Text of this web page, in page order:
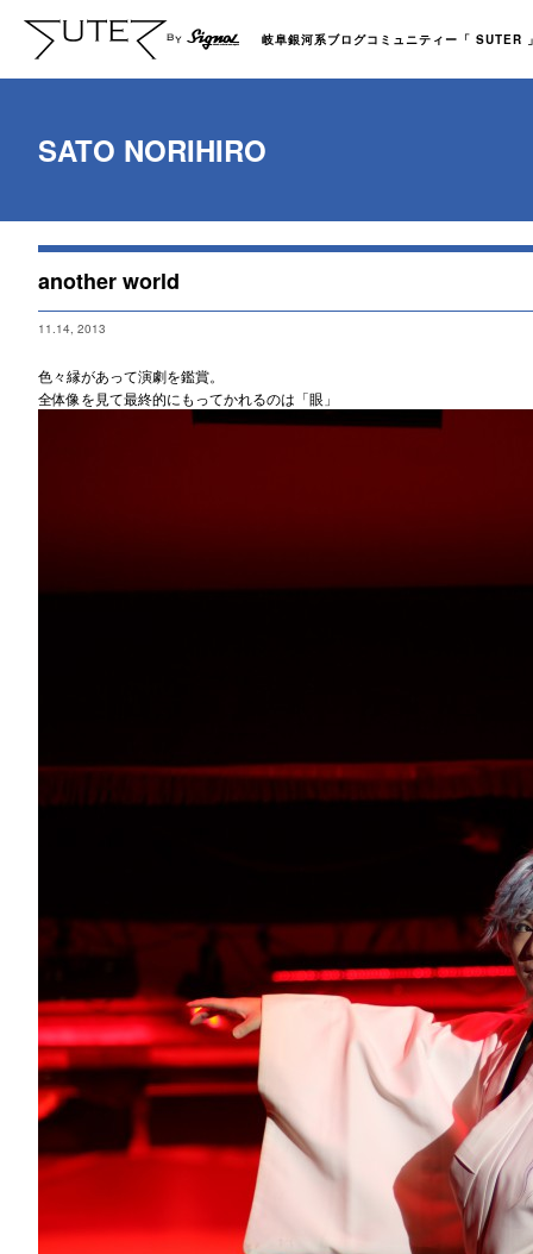
岐阜銀河系ブログコミュニティー「
SATO NORIHIRO
another world
11.14, 2013
色々縁があって演劇を鑑賞。
全体像を見て最終的にもってかれるのは「眼」